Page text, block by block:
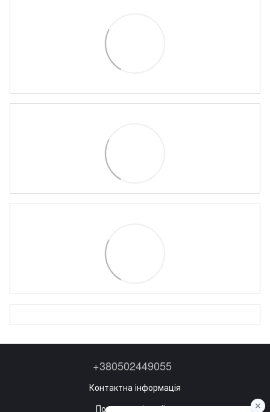
+380502449055
Контактна інформація
Повна версія сайту